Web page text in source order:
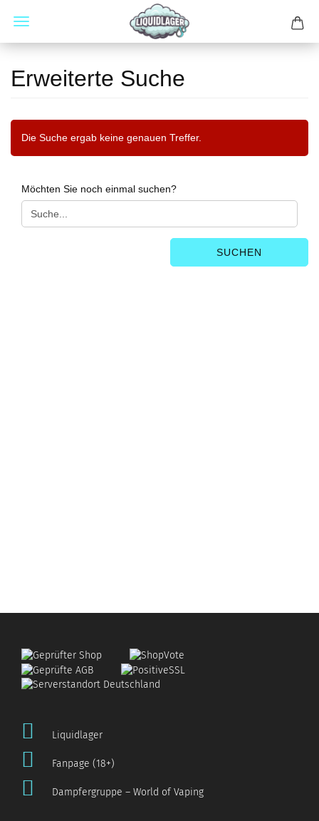
Erweiterte Suche
Die Suche ergab keine genauen Treffer.
MÖCHTEN
SIE
NOCH
Möchten Sie noch einmal suchen?
SUCHEN
Liquidlager
Fanpage (18+)
Dampfergruppe – World of Vaping